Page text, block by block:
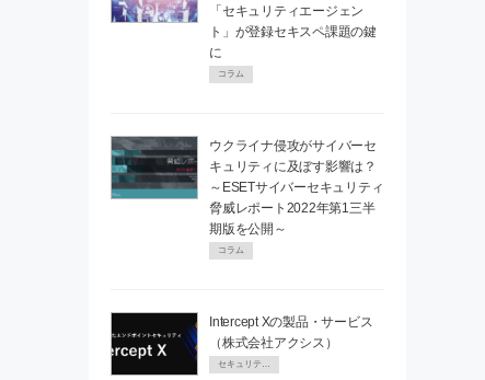
「セキュリティエージェン
ト」が登録セキスペ課題の鍵
に
コラム
ウクライナ侵攻がサイバーセ
キュリティに及ぼす影響は？
～ESETサイバーセキュリティ
脅威レポート2022年第1三半
期版を公開～
コラム
Intercept Xの製品・サービス
（株式会社アクシス）
セキュリティPR